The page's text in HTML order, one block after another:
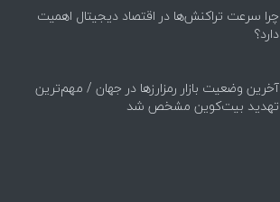
چرا سرعت تراکنش‌ها در اقتصاد دیجیتال اهمیت
دارد؟
آخرین وضعیت بازار رمزارزها در جهان / مهم‌ترین
تهدید بیت‌کوین مشخص شد